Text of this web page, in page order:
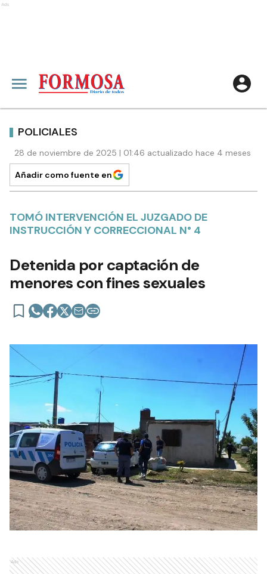
Ads
POLICIALES
28 de noviembre de 2025 | 01:46 actualizado hace 4 meses
Añadir como fuente en
TOMÓ INTERVENCIÓN EL JUZGADO DE
INSTRUCCIÓN Y CORRECCIONAL N° 4
Detenida por captación de
menores con fines sexuales
Ads